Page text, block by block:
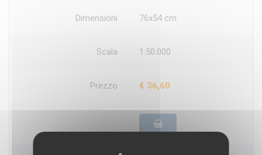
Dimensioni 76x54 cm
Scala 1:50.000
Prezzo € 36,60